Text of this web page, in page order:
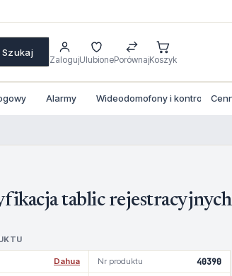
Szukaj
ZalogujUlubionePorównajKoszyk
Alarmy Wideodomofony i kontrola
tablic rejestracyjnych
Dahua Nr produktu 40390